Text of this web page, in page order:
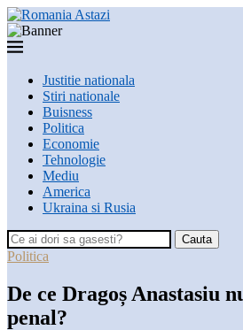
Justitie nationala
Stiri nationale
Buisness
Politica
Economie
Tehnologie
Mediu
America
Ukraina si Rusia
Cauta
Politica
De ce Dragoș Anastasiu
penal?